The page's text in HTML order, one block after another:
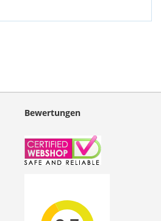
Bewertungen